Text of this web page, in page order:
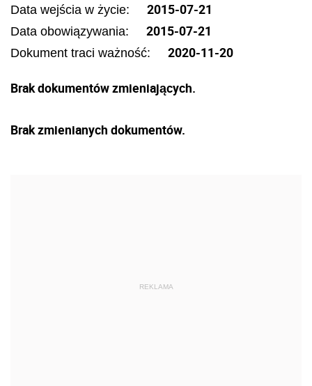
Data wejścia w życie: 2015-07-21
Data obowiązywania: 2015-07-21
Dokument traci ważność: 2020-11-20
Brak dokumentów zmieniających.
Brak zmienianych dokumentów.